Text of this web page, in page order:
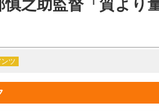
慎之助監督「質より
ツ